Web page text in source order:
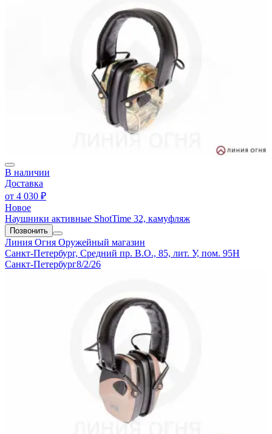
В наличии
Доставка
от 4 030 ₽
Новое
Наушники активные ShotTime 32, камуфляж
Позвонить
Линия Огня Оружейный магазин
Санкт-Петербург, Средний пр. В.О., 85, лит. У, пом. 95Н
Санкт-Петербург8/2/26